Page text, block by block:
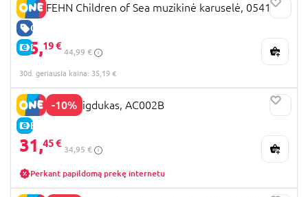
GERA KAINA
E-KAINA
BABYFEHN Children of Sea muzikinė karuselė, 054118
35,19 €
44,99 €
30d. geriausia kaina: 35,19 €
-10%
E-KAINA
SnuzCloud migdukas, AC002B
31,45 €
34,95 €
Perkant papildomą prekę internetu